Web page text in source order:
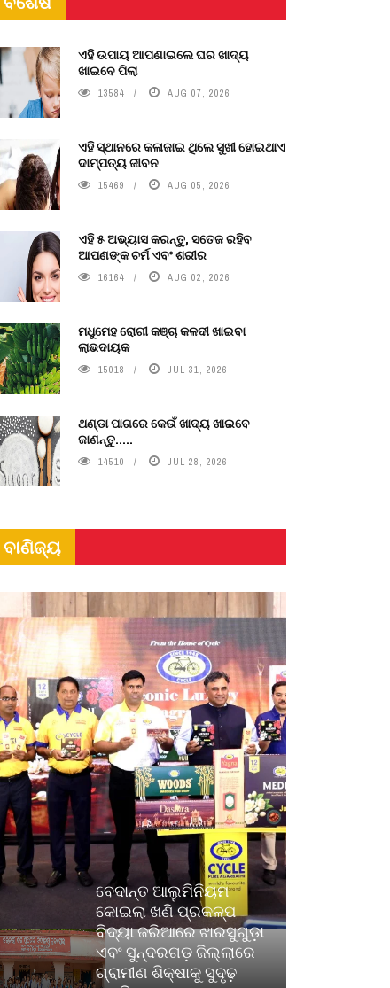
ଏହି ଉପାୟ ଆପଣାଇଲେ ଘର ଖାଦ୍ୟ
ଖାଇବେ ପିଲା
13584 AUG 07, 2026
ଏହି ସ୍ଥାନରେ କଳାଜାଇ ଥିଲେ ସୁଖୀ ହୋଇଥାଏ
ଦାମ୍ପତ୍ୟ ଜୀବନ
15469 AUG 05, 2026
ଏହି ୫ ଅଭ୍ୟାସ କରନ୍ତୁ, ସତେଜ ରହିବ
ଆପଣଙ୍କ ଚର୍ମ ଏବଂ ଶରୀର
16164 AUG 02, 2026
ମଧୁମେହ ରୋଗୀ କଞ୍ଚା କଳଦୀ ଖାଇବା
ଲାଭଦାୟକ
15018 JUL 31, 2026
ଥଣ୍ଡା ପାଗରେ କେଉଁ ଖାଦ୍ୟ ଖାଇବେ
ଜାଣନ୍ତୁ.....
14510 JUL 28, 2026
ବାଣିଜ୍ୟ
ବେଦାନ୍ତ ଆଲୁମିନିୟମ
କୋଇଲା ଖଣି ପ୍ରକଳ୍ପ
ବିଦ୍ୟା ଜରିଆରେ ଝାରସୁଗୁଡ଼ା
ଏବଂ ସୁନ୍ଦରଗଡ଼ ଜିଲ୍ଲାରେ
ଗ୍ରାମୀଣ ଶିକ୍ଷାକୁ ସୁଦୃଢ଼